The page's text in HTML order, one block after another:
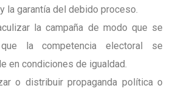
la garantía del debido proceso.
la campaña de modo que se
la competencia electoral se
en condiciones de igualdad.
o distribuir propaganda política o